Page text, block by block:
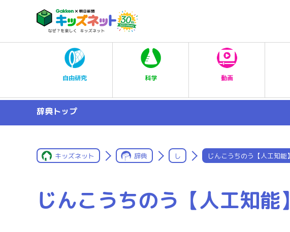
自由研究 科学 動画
辞典トップ
キッズネット 辞典 し じんこうちのう【人工知能】
じんこうちのう【人工知能】